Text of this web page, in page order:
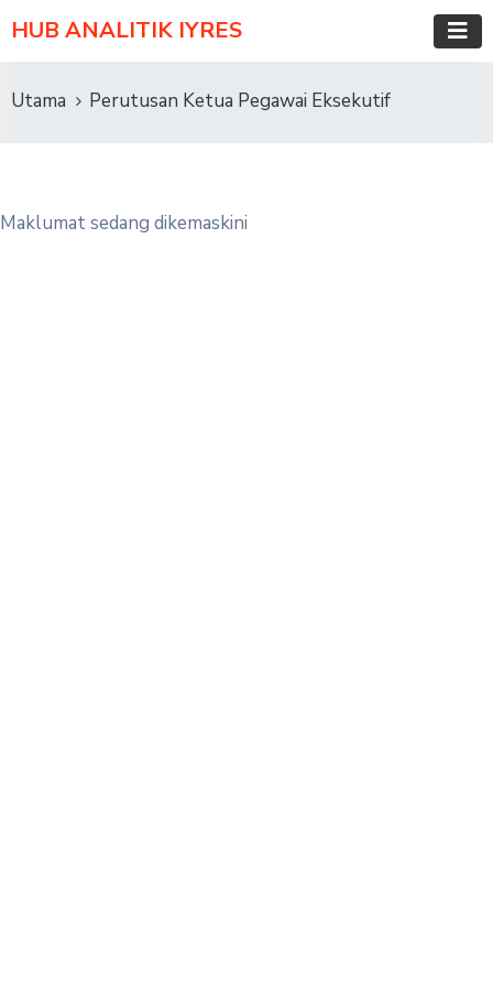
HUB ANALITIK IYRES
Utama Perutusan Ketua Pegawai Eksekutif
Maklumat sedang dikemaskini